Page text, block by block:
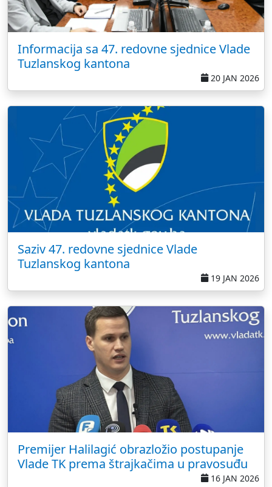
Informacija sa 47. redovne sjednice Vlade
Tuzlanskog kantona
20 JAN 2026
Saziv 47. redovne sjednice Vlade
Tuzlanskog kantona
19 JAN 2026
Premijer Halilagić obrazložio postupanje
Vlade TK prema štrajkačima u pravosuđu
16 JAN 2026